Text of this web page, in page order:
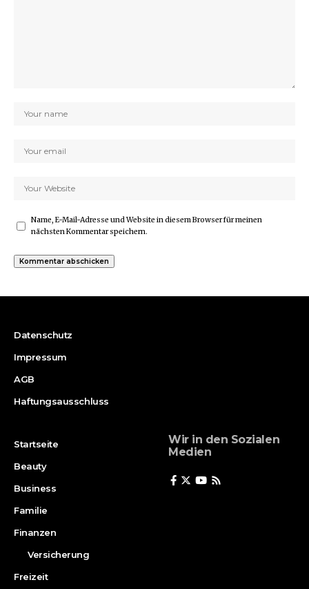
Name, E-Mail-Adresse und Website in diesem Browser für meinen
nächsten Kommentar speichern.
Datenschutz
Impressum
AGB
Haftungsausschluss
Startseite
Beauty
Business
Familie
Finanzen
Versicherung
Freizeit
Wir in den Sozialen
Medien